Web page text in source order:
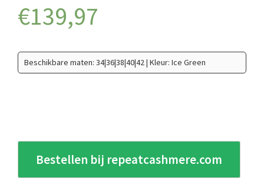
€139,97
Beschikbare maten: 34|36|38|40|42 | Kleur: Ice Green
Bestellen bij repeatcashmere.com